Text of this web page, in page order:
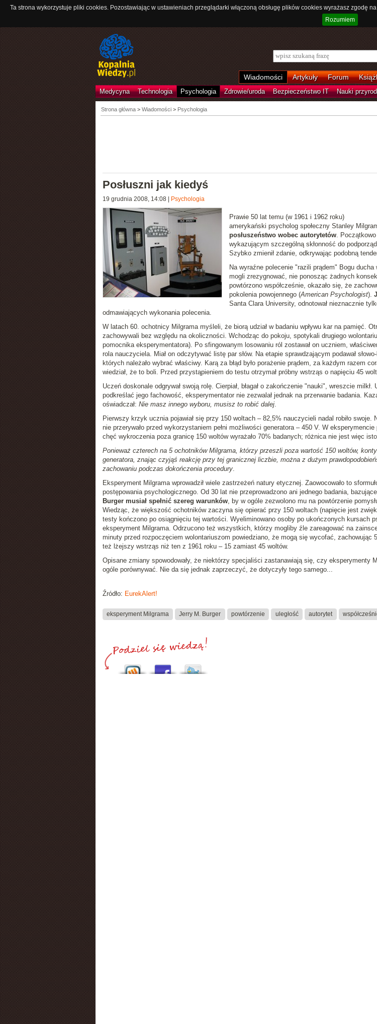
Ta strona wykorzystuje pliki cookies. Pozostawiając w ustawieniach przeglądarki włączoną obsługę plików cookies wyrażasz
Rozumiem
Wiadomości Artykuły Forum
Medycyna Technologia Psychologia Zdrowie/uroda Bezpieczeństwo IT Nauki
Strona główna> Wiadomości > Psychologia
Posłuszni jak kiedyś
19 grudnia 2008, 14:08| Psychologia
Prawie 50 lat temu (w 1961 i 1962 roku)
amerykański psycholog społeczny Stanley
posłuszeństwo wobec autorytetów. Początkowo
wykazującym szczególną skłonność do
Szybko zmienił zdanie, odkrywając podobną
Na wyraźne polecenie "razili prądem" Bogu ducha
mogli zrezygnować, nie ponosząc żadnych
powtórzono współcześnie, okazało się, że
pokolenia powojennego (American Psychologist).
Santa Clara University, odnotował nieznacznie
odmawiających wykonania polecenia.
W latach 60. ochotnicy Milgrama myśleli, że biorą udział w badaniu wpływu kar na pamięć.
zachowywali bez względu na okoliczności. Wchodząc do pokoju, spotykali drugiego
pomocnika eksperymentatora). Po sfingowanym losowaniu ról zostawał on uczniem,
rola nauczyciela. Miał on odczytywać listę par słów. Na etapie sprawdzającym podawał
których należało wybrać właściwy. Karą za błąd było porażenie prądem, za każdym razem
wiedział, że to boli. Przed przystąpieniem do testu otrzymał próbny wstrząs o napięciu 45
Uczeń doskonale odgrywał swoją rolę. Cierpiał, błagał o zakończenie "nauki", wreszcie milkł.
podkreślać jego fachowość, eksperymentator nie zezwalał jednak na przerwanie badania.
oświadczał: Nie masz innego wyboru, musisz to robić dalej.
Pierwszy krzyk ucznia pojawiał się przy 150 woltach – 82,5% nauczycieli nadal robiło swoje.
nie przerywało przed wykorzystaniem pełni możliwości generatora – 450 V. W
chęć wykroczenia poza granicę 150 woltów wyrażało 70% badanych; różnica nie jest więc
Ponieważ czterech na 5 ochotników Milgrama, którzy przeszli poza wartość 150 woltów,
generatora, znając czyjąś reakcję przy tej granicznej liczbie, można z dużym
zachowaniu podczas dokończenia procedury.
Eksperyment Milgrama wprowadził wiele zastrzeżeń natury etycznej. Zaowocowało to
postępowania psychologicznego. Od 30 lat nie przeprowadzono ani jednego badania,
Burger musiał spełnić szereg warunków, by w ogóle zezwolono mu na powtórzenie
Wiedząc, że większość ochotników zaczyna się opierać przy 150 woltach (napięcie jest
testy kończono po osiągnięciu tej wartości. Wyeliminowano osoby po ukończonych kursach
eksperyment Milgrama. Odrzucono też wszystkich, którzy mogliby źle zareagować na
minuty przed rozpoczęciem wolontariuszom powiedziano, że mogą się wycofać, zachowując
też lżejszy wstrząs niż ten z 1961 roku – 15 zamiast 45 woltów.
Opisane zmiany spowodowały, że niektórzy specjaliści zastanawiają się, czy eksperymenty
ogóle porównywać. Nie da się jednak zaprzeczyć, że dotyczyły tego samego...
Źródło: EurekAlert!
eksperyment Milgrama Jerry M. Burger powtórzenie uległość autorytet